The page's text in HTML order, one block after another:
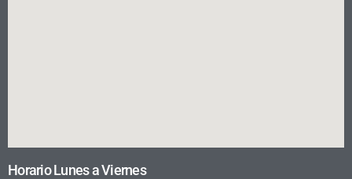
Horario Lunes a Viernes